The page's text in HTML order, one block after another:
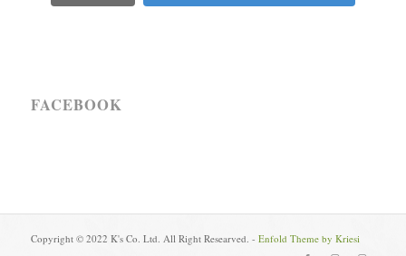
FACEBOOK
Copyright © 2022 K's Co. Ltd. All Right Researved. - Enfold Theme by Kriesi